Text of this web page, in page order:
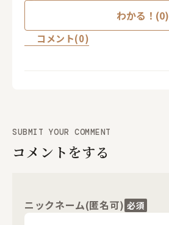
わかる！(0)
コメント(0)
SUBMIT YOUR COMMENT
コメントをする
ニックネーム(匿名可) 必須